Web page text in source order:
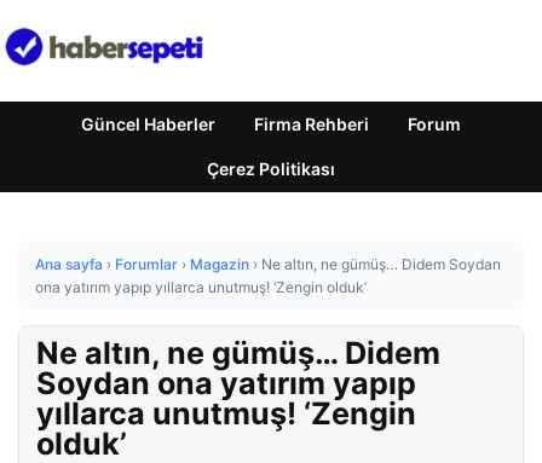
Güncel Haberler Firma Rehberi Forum
Çerez Politikası
Ana sayfa › Forumlar › Magazin › Ne altın, ne gümüş… Didem Soydan
ona yatırım yapıp yıllarca unutmuş! ‘Zengin olduk’
Ne altın, ne gümüş… Didem
Soydan ona yatırım yapıp
yıllarca unutmuş! ‘Zengin
olduk’